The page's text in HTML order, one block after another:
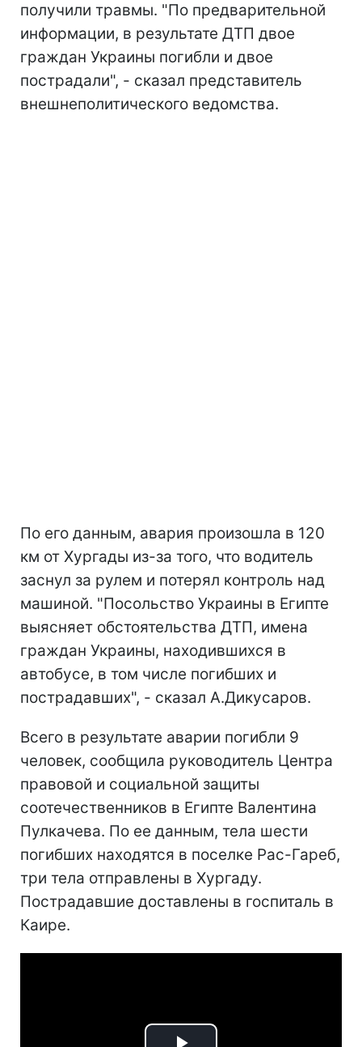
получили травмы. "По предварительной
информации, в результате ДТП двое
граждан Украины погибли и двое
пострадали", - сказал представитель
внешнеполитического ведомства.
По его данным, авария произошла в 120
км от Хургады из-за того, что водитель
заснул за рулем и потерял контроль над
машиной. "Посольство Украины в Египте
выясняет обстоятельства ДТП, имена
граждан Украины, находившихся в
автобусе, в том числе погибших и
пострадавших", - сказал А.Дикусаров.
Всего в результате аварии погибли 9
человек, сообщила руководитель Центра
правовой и социальной защиты
соотечественников в Египте Валентина
Пулкачева. По ее данным, тела шести
погибших находятся в поселке Рас-Гареб,
три тела отправлены в Хургаду.
Пострадавшие доставлены в госпиталь в
Каире.